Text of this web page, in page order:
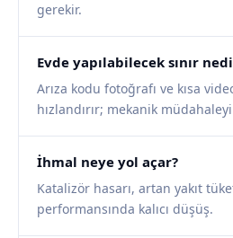
gerekir.
Evde yapılabilecek sınır
Arıza kodu fotoğrafı ve kısa
hızlandırır; mekanik müdahaleyi
İhmal neye yol açar?
Katalizör hasarı, artan yakıt
performansında kalıcı düşüş.